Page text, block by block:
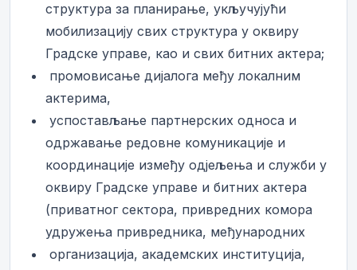
структура за планирање, укључујући
мобилизацију свих структура у оквиру
Градске управе, као и свих битних актера;
­ промовисање дијалога међу локалним
актерима,
­ успостављање партнерских односа и
одржавање редовне комуникације и
координације између одјељења и служби у
оквиру Градске управе и битних актера
(приватног сектора, привредних комора
удружења привредника, међународних
­ организација, академских институција,